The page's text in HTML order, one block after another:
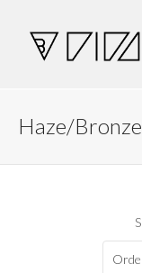
Haze/Bronze